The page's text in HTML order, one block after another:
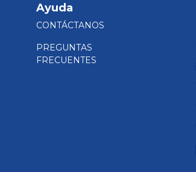
Ayuda
CONTÁCTANOS
PREGUNTAS
FRECUENTES